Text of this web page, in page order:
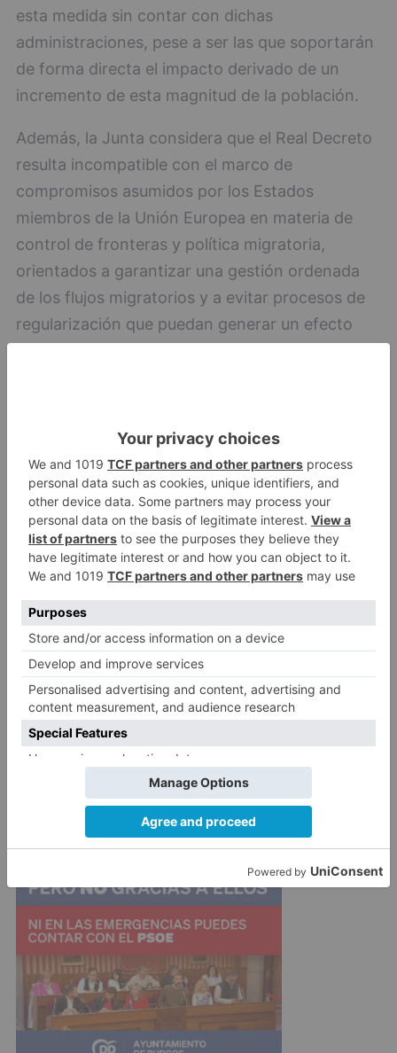
esta medida sin contar con dichas
administraciones, pese a ser las que soportarán
de forma directa el impacto derivado de un
incremento de esta magnitud de la población.
Además, la Junta considera que el Real Decreto
resulta incompatible con el marco de
compromisos asumidos por los Estados
miembros de la Unión Europea en materia de
control de fronteras y política migratoria,
orientados a garantizar una gestión ordenada
de los flujos migratorios y a evitar procesos de
regularización que puedan generar un efecto
Servicios Jurídicos de la Junta, el Tribunal
Supremo ya había desestimado la solicitud de
suspensión del Real Decreto planteada en los
recursos de impugnación interpuestos por una
comunidad autónoma y un partido político,
resolución que fue publicada por dicho tribunal
el 25 de mayo. Ahora, y en el marco del examen
de nuevas solicitudes formuladas por otras dos
comunidades autónomas, el Tribunal Supremo
está analizando la posibilidad de acordar el
planteamiento de una cuestión prejudicial ante
el Tribunal de Justicia de la Unión Europea, por
posible vulneración del derecho de la Unión, lo
que evidencia que la cuestión cautelar continúa
abierta, y es posible que así se adopte.